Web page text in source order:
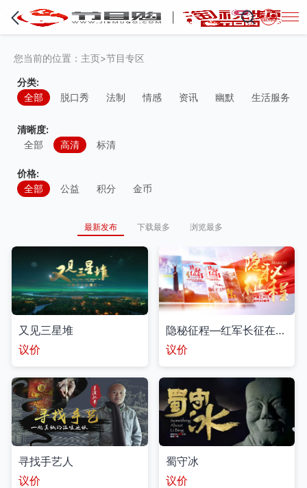
登录
您当前的位置： 主页>节目专区
分类:
全部
脱口秀 法制 情感 资讯 幽默 生活服务
清晰度:
全部
高清 标清
价格:
全部
公益 积分 金币
最新发布 下载最多 浏览最多
又见三星堆
议价
隐秘征程—红军长征在四川
议价
寻找手艺人
议价
蜀守冰
议价